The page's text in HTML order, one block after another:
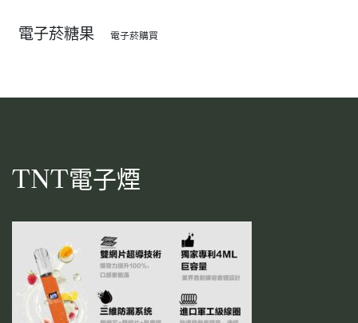
電子菸糖果 電子菸購買
TNT電子煙